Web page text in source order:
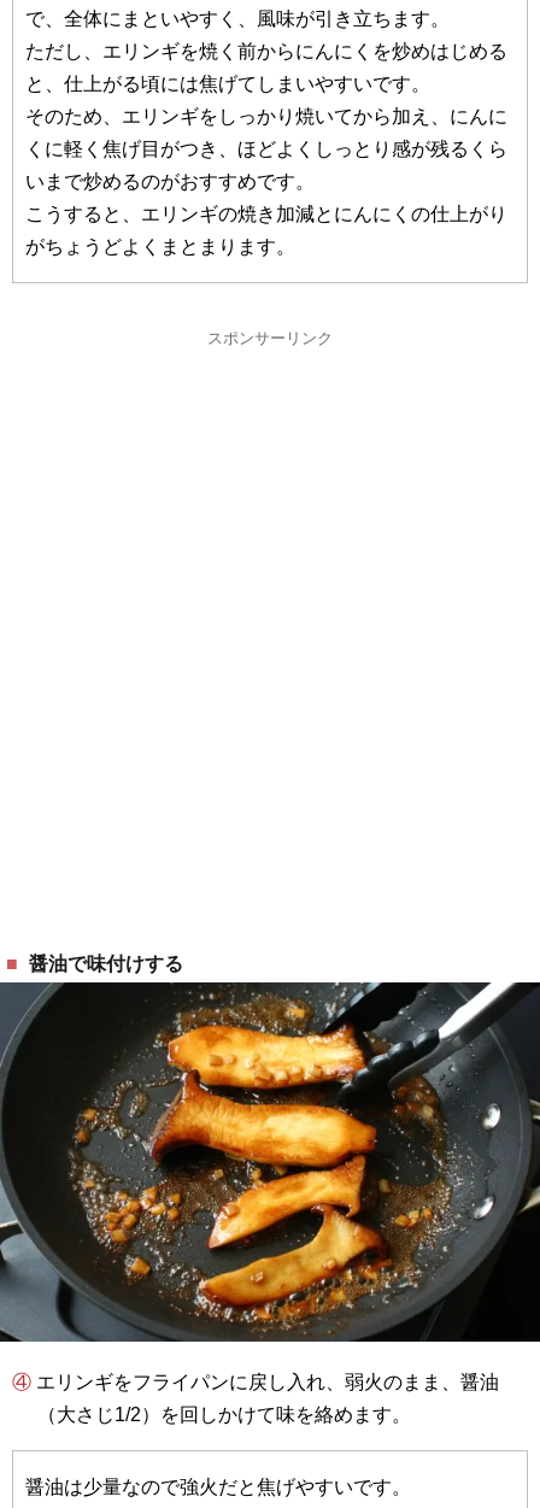
で、全体にまといやすく、風味が引き立ちます。
ただし、エリンギを焼く前からにんにくを炒めはじめる
と、仕上がる頃には焦げてしまいやすいです。
そのため、エリンギをしっかり焼いてから加え、にんに
くに軽く焦げ目がつき、ほどよくしっとり感が残るくら
いまで炒めるのがおすすめです。
こうすると、エリンギの焼き加減とにんにくの仕上がり
がちょうどよくまとまります。
スポンサーリンク
醤油で味付けする
④ エリンギをフライパンに戻し入れ、弱火のまま、醤油
（大さじ1/2）を回しかけて味を絡めます。
醤油は少量なので強火だと焦げやすいです。